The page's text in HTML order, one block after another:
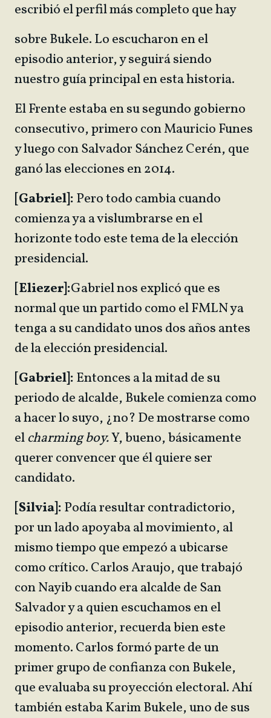
escribió el perfil más completo que hay
sobre Bukele. Lo escucharon en el
episodio anterior, y seguirá siendo
nuestro guía principal en esta historia.
El Frente estaba en su segundo gobierno
consecutivo, primero con Mauricio Funes
y luego con Salvador Sánchez Cerén, que
ganó las elecciones en 2014.
[Gabriel]:Pero todo cambia cuando
comienza ya a vislumbrarse en el
horizonte todo este tema de la elección
presidencial.
[Eliezer]:Gabriel nos explicó que es
normal que un partido como el FMLN ya
tenga a su candidato unos dos años antes
de la elección presidencial.
[Gabriel]:Entonces a la mitad de su
periodo de alcalde, Bukele comienza como
a hacer lo suyo, ¿no? De mostrarse como
elcharming boy.Y, bueno, básicamente
querer convencer que él quiere ser
candidato.
[Silvia]:Podía resultar contradictorio,
por un lado apoyaba al movimiento, al
mismo tiempo que empezó a ubicarse
como crítico. Carlos Araujo, que trabajó
con Nayib cuando era alcalde de San
Salvador y a quien escuchamos en el
episodio anterior, recuerda bien este
momento. Carlos formó parte de un
primer grupo de confianza con Bukele,
que evaluaba su proyección electoral. Ahí
también estaba Karim Bukele, uno de sus